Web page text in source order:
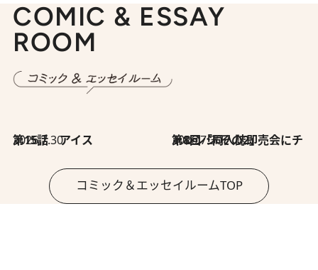
COMIC & ESSAY
ROOM
2026.7.30
第15話 アイス 2026.7.30
第8回「同人誌即売会にチャレンジ その2」
コミック＆エッセイルームTOP